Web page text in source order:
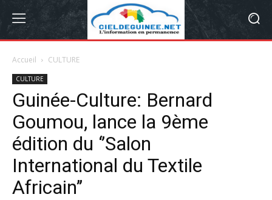
Accueil CULTURE
CULTURE
Guinée-Culture: Bernard
Goumou, lance la 9ème
édition du ‘’Salon
International du Textile
Africain’’